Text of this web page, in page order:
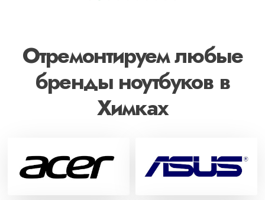
Отремонтируем любые
бренды ноутбуков в
Химках